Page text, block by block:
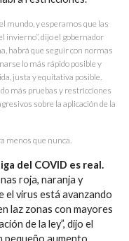
mundo, y esperamos que las
invierno”, dijo el gobernador
habrá que seguir con normas
lo más rápido posible y
justa y equitativa posible.
más pruebas y restricciones
sobre la aplicación de la
menos que nunca.
del COVID es real.
roja, naranja y
el virus está avanzando
laz zonas con mayores
de la ley”, dijo el
pequeño aumento,